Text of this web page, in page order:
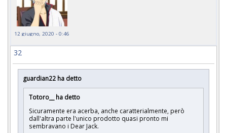
12 giugno, 2020 - 0:46
32
guardian22 ha detto
Totoro__ ha detto
Sicuramente era acerba, anche caratterialmente, però
dall'altra parte l'unico prodotto quasi pronto mi
sembravano i Dear Jack.